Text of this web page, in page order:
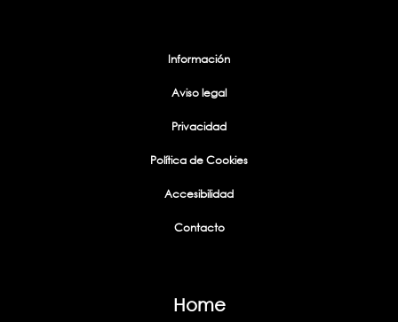
Información
Aviso legal
Privacidad
Política de Cookies
Accesibilidad
Contacto
Home